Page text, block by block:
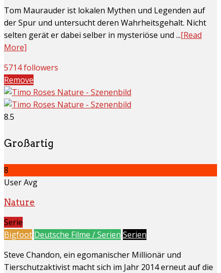
Tom Maurauder ist lokalen Mythen und Legenden auf
der Spur und untersucht deren Wahrheitsgehalt. Nicht
selten gerät er dabei selber in mysteriöse und ...[Read
More]
5714 followers
Remove
8.5
Großartig
8
User Avg
Nature
Serie
Bigfoot Deutsche Filme / Serien Serien
Steve Chandon, ein egomanischer Millionär und
Tierschutzaktivist macht sich im Jahr 2014 erneut auf die